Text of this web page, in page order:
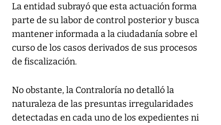
La entidad subrayó que esta actuación forma
parte de su labor de control posterior y busca
mantener informada a la ciudadanía sobre el
curso de los casos derivados de sus procesos
de fiscalización.
No obstante, la Contraloría no detalló la
naturaleza de las presuntas irregularidades
detectadas en cada uno de los expedientes ni